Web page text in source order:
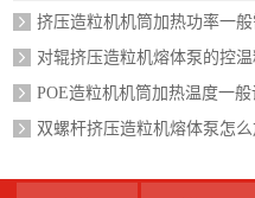
挤压造粒机机筒加热功率一般
对辊挤压造粒机熔体泵的控温
POE造粒机机筒加热温度一般
双螺杆挤压造粒机熔体泵怎么